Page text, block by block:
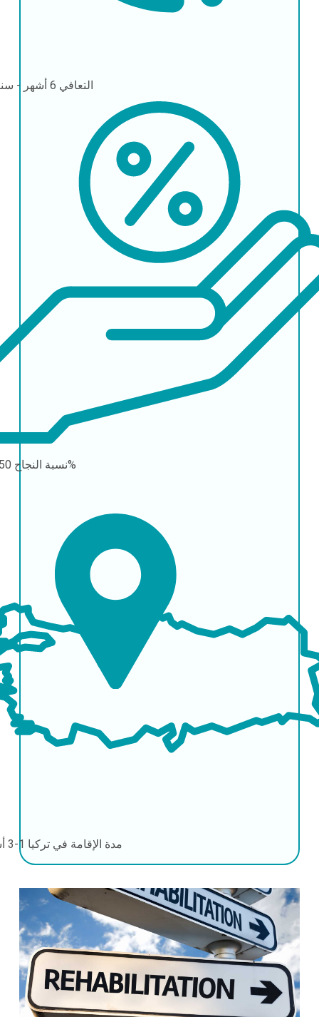
التعافي 6 أشهر - سنوات
نسبة النجاح50-85%
مدة الإقامة في تركيا 1-3 أشهر